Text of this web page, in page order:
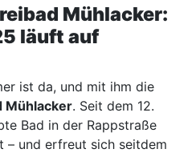
Mühlacker:
läuft auf
ist da, und mit ihm die
Mühlacker. Seit dem 12.
Bad in der Rappstraße
und erfreut sich seitdem